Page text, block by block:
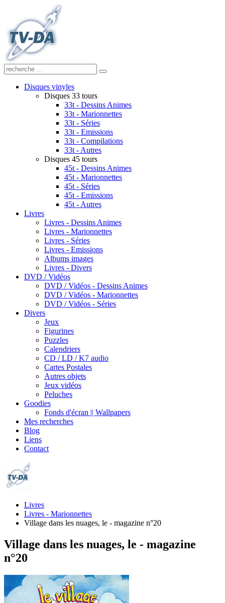
Disques vinyles
Disques 33 tours
33t - Dessins Animes
33t - Marionnettes
33t - Séries
33t - Emissions
33t - Compilations
33t - Autres
Disques 45 tours
45t - Dessins Animes
45t - Marionnettes
45t - Séries
45t - Emissions
45t - Autres
Livres
Livres - Dessins Animes
Livres - Marionnettes
Livres - Séries
Livres - Emissions
Albums images
Livres - Divers
DVD / Vidéos
DVD / Vidéos - Dessins Animes
DVD / Vidéos - Marionnettes
DVD / Vidéos - Séries
Divers
Jeux
Figurines
Puzzles
Calendriers
CD / LD / K7 audio
Cartes Postales
Autres objets
Jeux vidéos
Peluches
Goodies
Fonds d'écran || Wallpapers
Mes recherches
Blog
Liens
Contact
Livres
Livres - Marionnettes
Village dans les nuages, le - magazine n°20
Village dans les nuages, le - magazine
n°20